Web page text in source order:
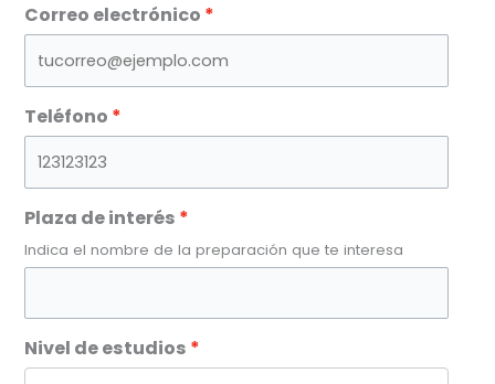
Correo electrónico
Teléfono
Plaza de interés
Indica el nombre de la preparación que te interesa
Nivel de estudios